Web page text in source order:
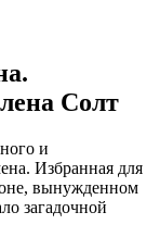
Солт
и
Избранная для
вынужденном
загадочной